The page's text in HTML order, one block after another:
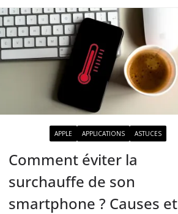
APPLE APPLICATIONS ASTUCES
Comment éviter la
surchauffe de son
smartphone ? Causes et